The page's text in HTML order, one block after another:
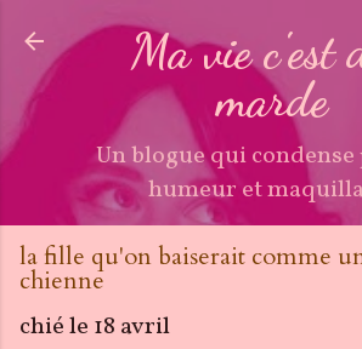
Accéder au contenu
Ma vie c'est
marde
Un blogue qui
humeur et
la fille qu'on baiserait comme
chienne
chié le 18 avril